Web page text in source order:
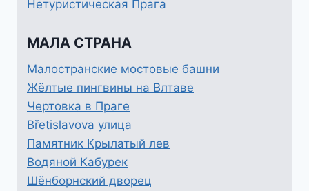
Нетуристическая Прага
МАЛА СТРАНА
Малостранские мостовые башни
Жёлтые пингвины на Влтаве
Чертовка в Праге
Břetislavova улица
Памятник Крылатый лев
Водяной Кабурек
Шёнборнский дворец